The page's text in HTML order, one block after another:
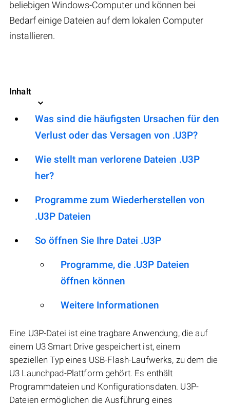
beliebigen Windows-Computer und können bei
Bedarf einige Dateien auf dem lokalen Computer
installieren.
Inhalt
Was sind die häufigsten Ursachen für den
Verlust oder das Versagen von .U3P?
Wie stellt man verlorene Dateien .U3P
her?
Programme zum Wiederherstellen von
.U3P Dateien
So öffnen Sie Ihre Datei .U3P
Programme, die .U3P Dateien
öffnen können
Weitere Informationen
Eine U3P-Datei ist eine tragbare Anwendung, die auf
einem U3 Smart Drive gespeichert ist, einem
speziellen Typ eines USB-Flash-Laufwerks, zu dem die
U3 Launchpad-Plattform gehört. Es enthält
Programmdateien und Konfigurationsdaten. U3P-
Dateien ermöglichen die Ausführung eines